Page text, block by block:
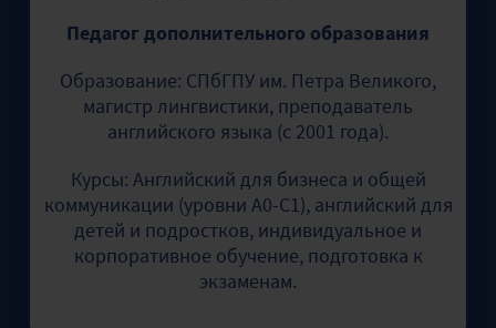
Педагог дополнительного образования
Образование: СПбГПУ им. Петра Великого,
магистр лингвистики, преподаватель
английского языка (с 2001 года).
Курсы: Английский для бизнеса и общей
коммуникации (уровни А0-С1), английский для
детей и подростков, индивидуальное и
корпоративное обучение, подготовка к
экзаменам.